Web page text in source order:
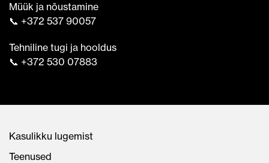
Müük ja nõustamine
📞 +372 537 90057
Tehniline tugi ja hooldus
📞 +372 530 07883
Kasulikku lugemist
Teenused